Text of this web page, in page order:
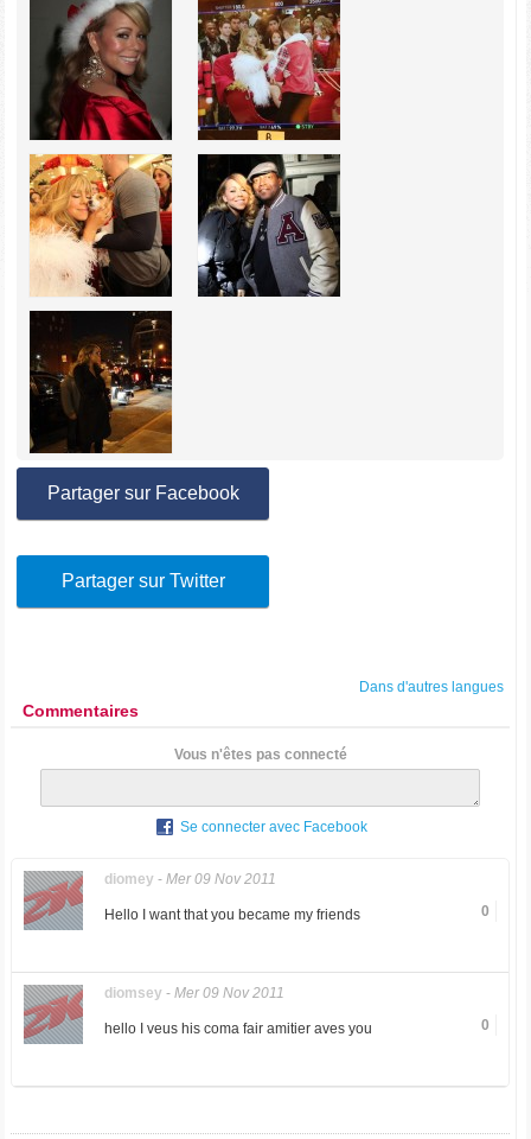
Partager sur Facebook
Partager sur Twitter
Dans d'autres langues
Commentaires
Vous n'êtes pas connecté
Se connecter avec Facebook
diomey - Mer 09 Nov 2011
0
Hello I want that you became my friends
diomsey - Mer 09 Nov 2011
0
hello I veus his coma fair amitier aves you